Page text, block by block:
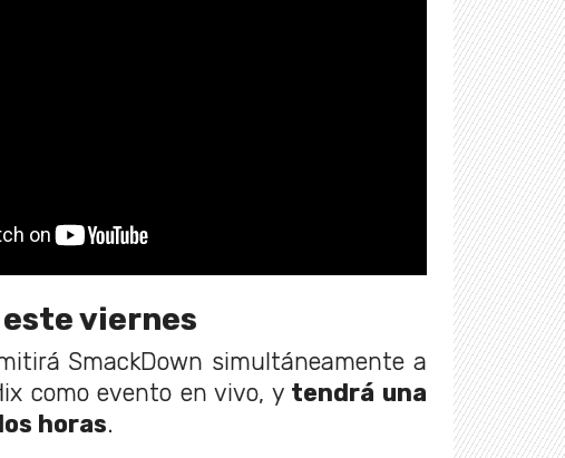
este viernes
SmackDown simultáneamente a
como evento en vivo, y tendrá una
horas.